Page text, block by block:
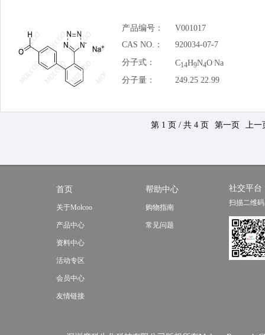
产品编号：
V001017
CAS NO.：
920034-07-7
分子式：
C14H9N4O.Na
分子量：
249.25 22.99
第 1 页 / 共 4 页 第一页 上一
首页
关于Molcoo
产品中心
资料中心
活动专区
会员中心
友情链接
帮助中心
购物指南
常见问题
社交平台
扫描二维